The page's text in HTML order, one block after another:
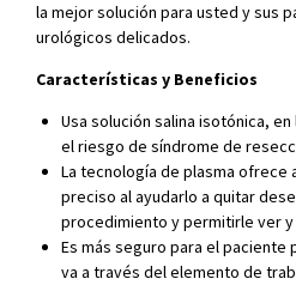
la mejor solución para usted y sus
urológicos delicados.
Características y Beneficios
Usa solución salina isotónica,
el riesgo de síndrome de
La tecnología de plasma ofrece
preciso al ayudarlo a quitar
procedimiento y permitirle ver y
Es más seguro para el
va a través del elemento de